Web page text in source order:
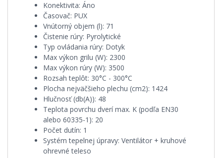
Konektivita: Áno
Časovač: PUX
Vnútorný objem (l): 71
Čistenie rúry: Pyrolytické
Typ ovládania rúry: Dotyk
Max výkon grilu (W): 2300
Max výkon rúry (W): 3500
Rozsah teplôt: 30°C - 300°C
Plocha nejväčšieho plechu (cm2): 1424
Hlučnosť (db(A)): 48
Teplota povrchu dverí max. K (podľa EN30
alebo 60335-1): 20
Počet dutín: 1
Systém tepelnej úpravy: Ventilátor + kruhové
ohrevné teleso